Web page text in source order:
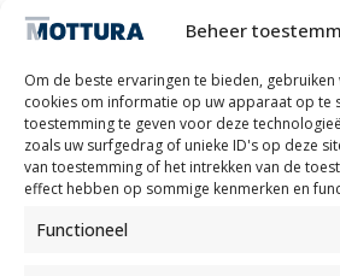
Beheer
Om de beste ervaringen te bieden,
cookies om informatie op uw apparaat op te
toestemming te geven voor deze
zoals uw surfgedrag of unieke ID's op deze
van toestemming of het intrekken van de
effect hebben op sommige kenmerken en
Functioneel
Werk met ons
Gereserveerd gebied
M2Net
Child Safety
Customer Information
Supplier Information
Information for Candidates